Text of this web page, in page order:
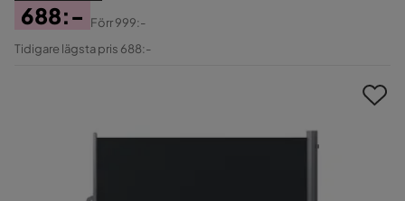
Pris
688:-
Original
Förr999:-
Tidigare lägsta pris 688:-